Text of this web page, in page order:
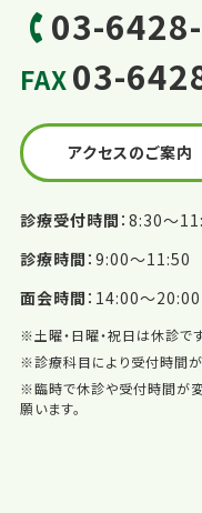
03-
FAX03-
アクセスのご案内
診療受付時間 8:30〜
診療時間 9:00〜11:50
面会時間 14:00〜20:00
※土曜・日曜・祝日は休診で
※診療科目により受付時間が
※臨時で休診や受付時間が
願います。